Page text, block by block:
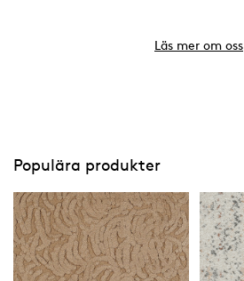
Läs mer om oss
Populära produkter